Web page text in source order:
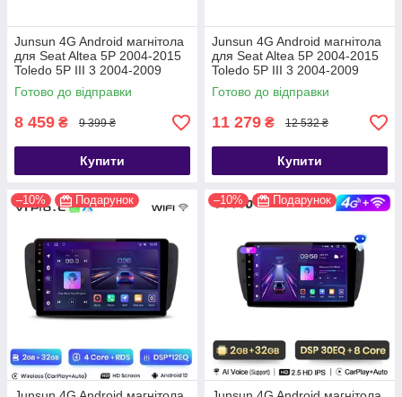
Junsun 4G Android магнітола
для Seat Altea 5P 2004-2015
Toledo 5P III 3 2004-2009
2ГБ+32+4G
Готово до відправки
8 459 ₴ 9 399 ₴
Купити
Junsun 4G Android магнітола
для Seat Altea 5P 2004-2015
Toledo 5P III 3 2004-2009
4ГБ+64+4G
Готово до відправки
11 279 ₴ 12 532 ₴
Купити
–10% Подарунок –10% Подарунок